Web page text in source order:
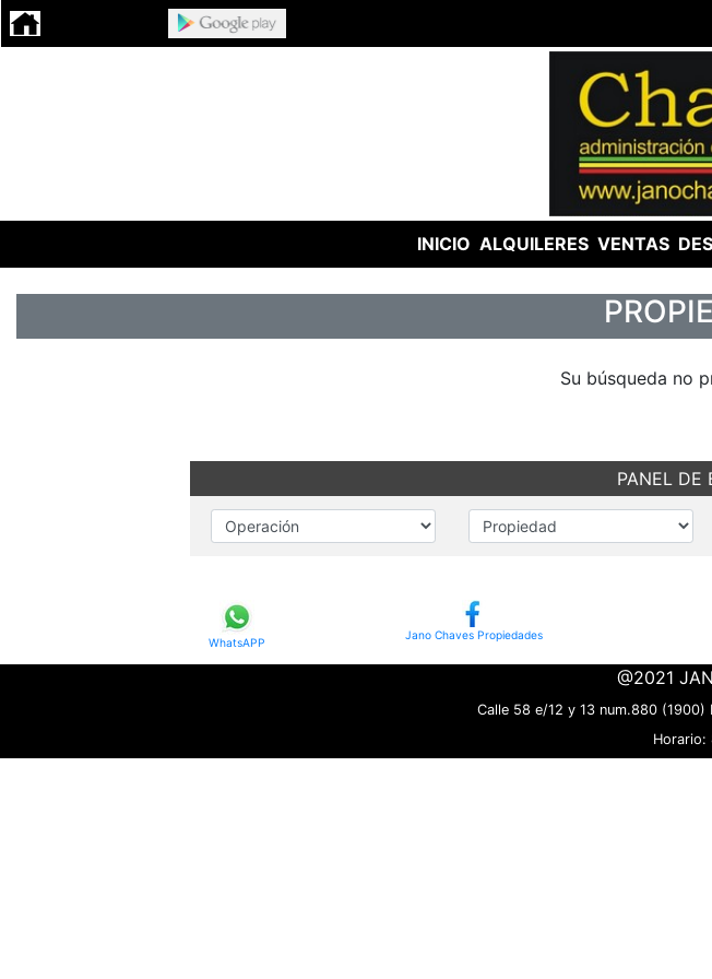
INICIO ALQUILERES VENTAS
Su búsqueda no
PANEL DE
WhatsAPP
Jano Chaves Propiedades
@2021
Calle 58 e/12 y 13 num.880 (1900)
Horario: